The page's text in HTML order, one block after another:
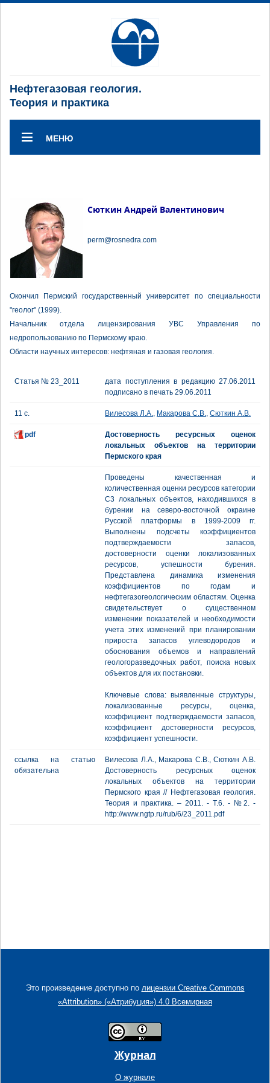
Нефтегазовая геология.
Теория и практика
МЕНЮ
Сюткин Андрей Валентинович
perm@rosnedra.com
Окончил Пермский государственный университет по специальности
"геолог" (1999).
Начальник отдела лицензирования УВС Управления по
недропользованию по Пермскому краю.
Области научных интересов: нефтяная и газовая геология.
Статья № 23_2011
дата поступления в редакцию 27.06.2011
подписано в печать 29.06.2011
11 с. Вилесова Л.А., Макарова С.В., Сюткин А.В.
pdf
Достоверность ресурсных оценок
локальных объектов на территории
Пермского края
Проведены качественная и
количественная оценки ресурсов категории
С3 локальных объектов, находившихся в
бурении на северо-восточной окраине
Русской платформы в 1999-2009 гг.
Выполнены подсчеты коэффициентов
подтверждаемости запасов,
достоверности оценки локализованных
ресурсов, успешности бурения.
Представлена динамика изменения
коэффициентов по годам и
нефтегазогеологическим областям. Оценка
свидетельствует о существенном
изменении показателей и необходимости
учета этих изменений при планировании
прироста запасов углеводородов и
обоснования объемов и направлений
геологоразведочных работ, поиска новых
объектов для их постановки.
Ключевые слова: выявленные структуры,
локализованные ресурсы, оценка,
коэффициент подтверждаемости запасов,
коэффициент достоверности ресурсов,
коэффициент успешности.
ссылка на статью
обязательна
Вилесова Л.А., Макарова С.В., Сюткин А.В.
Достоверность ресурсных оценок
локальных объектов на территории
Пермского края // Нефтегазовая геология.
Теория и практика. – 2011. - Т.6. - №2. -
http://www.ngtp.ru/rub/6/23_2011.pdf
Это произведение доступно по лицензии Creative Commons
«Attribution» («Атрибуция») 4.0 Всемирная
Журнал
О журнале